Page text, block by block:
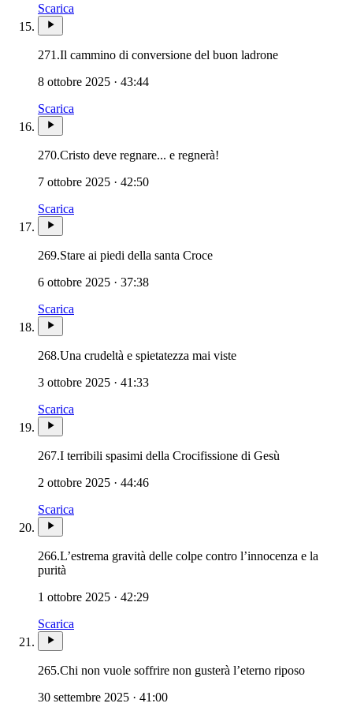
Scarica
271.Il cammino di conversione del buon ladrone
8 ottobre 2025 · 43:44
Scarica
270.Cristo deve regnare... e regnerà!
7 ottobre 2025 · 42:50
Scarica
269.Stare ai piedi della santa Croce
6 ottobre 2025 · 37:38
Scarica
268.Una crudeltà e spietatezza mai viste
3 ottobre 2025 · 41:33
Scarica
267.I terribili spasimi della Crocifissione di Gesù
2 ottobre 2025 · 44:46
Scarica
266.L’estrema gravità delle colpe contro l’innocenza e la
purità
1 ottobre 2025 · 42:29
Scarica
265.Chi non vuole soffrire non gusterà l’eterno riposo
30 settembre 2025 · 41:00